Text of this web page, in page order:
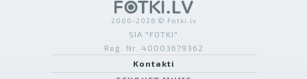
2000-2026 © Fotki.lv
SIA "FOTKI"
Reģ. Nr. 40003679362
Kontakti